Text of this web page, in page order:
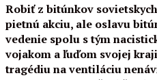
Robiť z bitúnkov
pietnú akciu, ale oslavu
vedenie spolu s tým
vojakom a ľuďom svojej
tragédiu na ventiláciu